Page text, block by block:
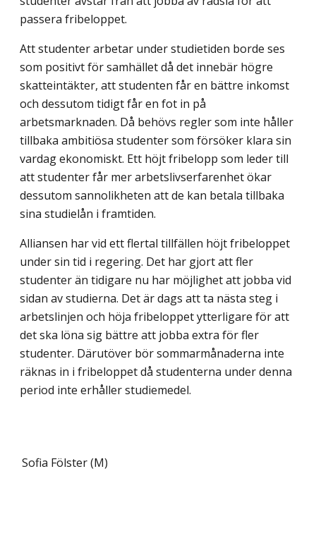
passera fribeloppet.
Att studenter arbetar under studietiden borde ses
som positivt för samhället då det innebär högre
skatteintäkter, att studenten får en bättre inkomst
och dessutom tidigt får en fot in på
arbetsmarknaden. Då behövs regler som inte håller
tillbaka ambitiösa studenter som försöker klara sin
vardag ekonomiskt. Ett höjt fribelopp som leder till
att studenter får mer arbetslivserfarenhet ökar
dessutom sannolikheten att de kan betala tillbaka
sina studielån i framtiden.
Alliansen har vid ett flertal tillfällen höjt fribeloppet
under sin tid i regering. Det har gjort att fler
studenter än tidigare nu har möjlighet att jobba vid
sidan av studierna. Det är dags att ta nästa steg i
arbetslinjen och höja fribeloppet ytterligare för att
det ska löna sig bättre att jobba extra för fler
studenter. Därutöver bör sommarmånaderna inte
räknas in i fribeloppet då studenterna under denna
period inte erhåller studiemedel.
Sofia Fölster (M)